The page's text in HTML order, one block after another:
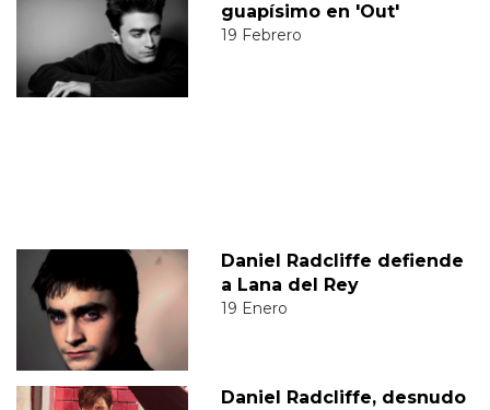
guapísimo en 'Out'
19 Febrero
Daniel Radcliffe defiende
a Lana del Rey
19 Enero
Daniel Radcliffe, desnudo